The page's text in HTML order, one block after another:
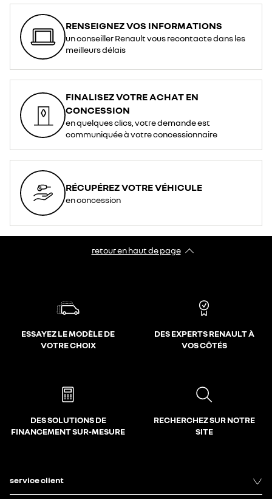
RENSEIGNEZ VOS INFORMATIONS
un conseiller Renault vous recontacte dans les
meilleurs délais
FINALISEZ VOTRE ACHAT EN
CONCESSION
en quelques clics, votre demande est
communiquée à votre concessionnaire
RÉCUPÉREZ VOTRE VÉHICULE
en concession
retour en haut de page​
ESSAYEZ LE MODÈLE DE
VOTRE CHOIX
DES EXPERTS RENAULT À
VOS CÔTÉS
DES SOLUTIONS DE
FINANCEMENT SUR-MESURE
RECHERCHEZ SUR NOTRE
SITE
service client